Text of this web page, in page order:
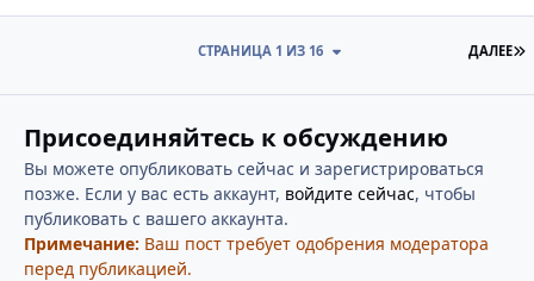
ДАЛЕЕ
СТРАНИЦА 1 ИЗ 16
Присоединяйтесь к обсуждению
Вы можете опубликовать сейчас и зарегистрироваться
позже. Если у вас есть аккаунт, войдите сейчас, чтобы
публиковать с вашего аккаунта.
Примечание: Ваш пост требует одобрения модератора
перед публикацией.